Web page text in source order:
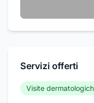
Servizi offerti
Visite